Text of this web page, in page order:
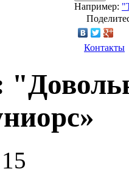
Например:
Контакты